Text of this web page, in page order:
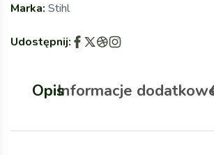
Marka: Stihl
Udostępnij:
OpisInformacje